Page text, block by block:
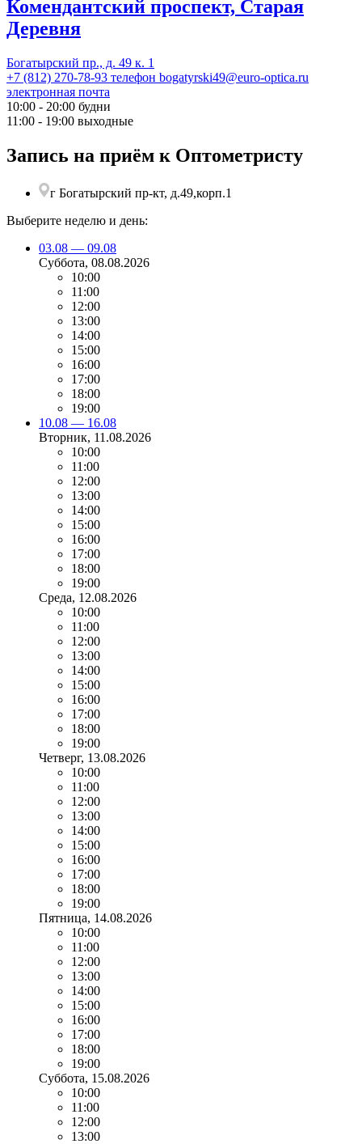
Комендантский проспект, Старая
Деревня
Богатырский пр., д. 49 к. 1
+7 (812) 270-78-93 телефон bogatyrski49@euro-optica.ru
электронная почта
10:00 - 20:00 будни
11:00 - 19:00 выходные
Запись на приём к Оптометристу
г Богатырский пр-кт, д.49,корп.1
Выберите неделю и день:
03.08 — 09.08
Суббота, 08.08.2026
10:00
11:00
12:00
13:00
14:00
15:00
16:00
17:00
18:00
19:00
10.08 — 16.08
Вторник, 11.08.2026
10:00
11:00
12:00
13:00
14:00
15:00
16:00
17:00
18:00
19:00
Среда, 12.08.2026
10:00
11:00
12:00
13:00
14:00
15:00
16:00
17:00
18:00
19:00
Четверг, 13.08.2026
10:00
11:00
12:00
13:00
14:00
15:00
16:00
17:00
18:00
19:00
Пятница, 14.08.2026
10:00
11:00
12:00
13:00
14:00
15:00
16:00
17:00
18:00
19:00
Суббота, 15.08.2026
10:00
11:00
12:00
13:00